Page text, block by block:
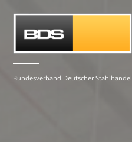
Bundesverband Deutscher Stahlhandel